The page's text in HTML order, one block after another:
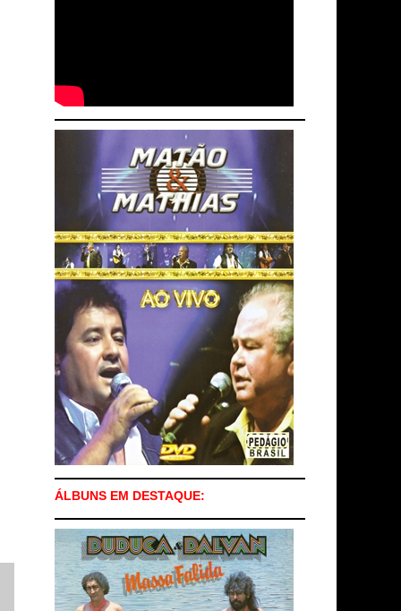
ÁLBUNS EM DESTAQUE: